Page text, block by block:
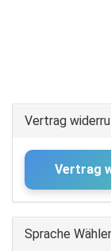
Vertrag
Vertrag
Sprache